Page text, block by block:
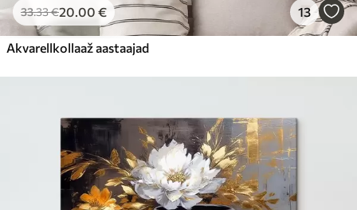
33.33€20.00 € 13
Akvarellkollaaž aastaajad